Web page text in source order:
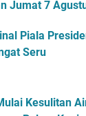
Jumat 7
Piala
Seru
Kesulitan